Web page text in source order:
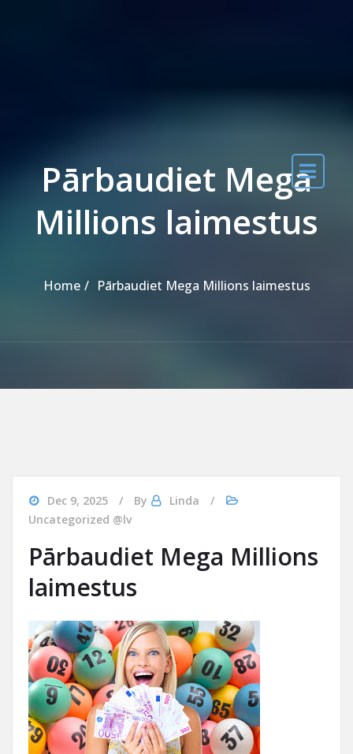
Pārbaudiet Mega
Millions laimestus
Home Pārbaudiet Mega Millions laimestus
Dec 9, 2025 By
Linda
Uncategorized @lv
Pārbaudiet Mega Millions
laimestus